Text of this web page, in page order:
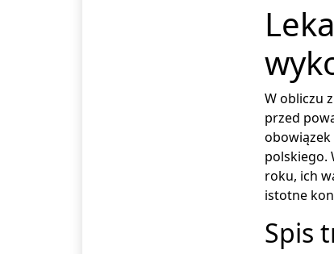
W obliczu
przed
obowiązek
polskiego.
roku, ich
istotne
Spis